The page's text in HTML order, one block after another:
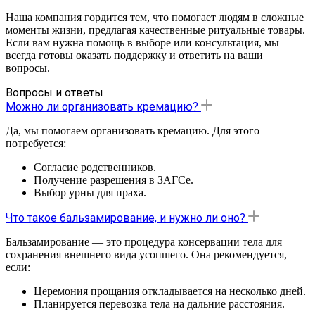
Наша компания гордится тем, что помогает людям в сложные
моменты жизни, предлагая качественные ритуальные товары.
Если вам нужна помощь в выборе или консультация, мы
всегда готовы оказать поддержку и ответить на ваши
вопросы.
Вопросы и ответы
Можно ли организовать кремацию?
Да, мы помогаем организовать кремацию. Для этого
потребуется:
Согласие родственников.
Получение разрешения в ЗАГСе.
Выбор урны для праха.
Что такое бальзамирование, и нужно ли оно?
Бальзамирование — это процедура консервации тела для
сохранения внешнего вида усопшего. Она рекомендуется,
если:
Церемония прощания откладывается на несколько дней.
Планируется перевозка тела на дальние расстояния.